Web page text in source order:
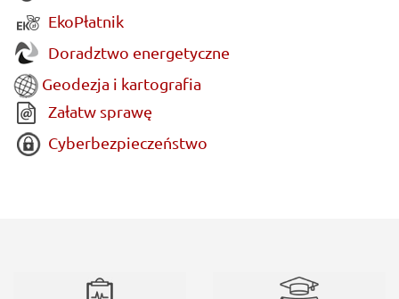
EkoPłatnik
Doradztwo energetyczne
Geodezja i kartografia
Załatw sprawę
Cyberbezpieczeństwo